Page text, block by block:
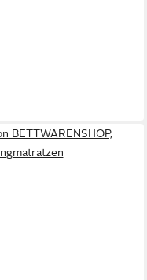
BETTWARENSHOP,